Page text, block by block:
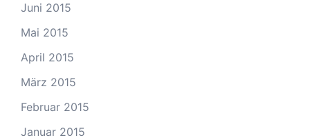
Juni 2015
Mai 2015
April 2015
März 2015
Februar 2015
Januar 2015